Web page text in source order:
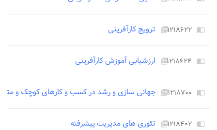
import_contacts ۱۲۱۸۶۲۲picture_as_pdf ترویج کارآفرینی
import_contacts ۱۲۱۸۶۲۴picture_as_pdf ارزشیابی آموزش کارآفرینی
import_contacts ۱۲۱۸۷۰۰picture_as_pdf جهانی سازی و رشد در کسب و کارهای کوچک و
import_contacts ۱۲۱۸۴۰۲picture_as_pdf تئوری های مدیریت پیشرفته